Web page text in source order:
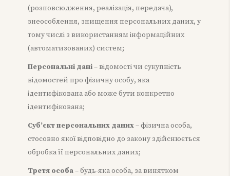
(розповсюдження, реалізація, передача),
знеособлення, знищення персональних даних, у
тому числі з використанням інформаційних
(автоматизованих) систем;
Персональні дані– відомості чи сукупність
відомостей про фізичну особу, яка
ідентифікована або може бути конкретно
ідентифікована;
Суб’єкт персональних даних– фізична особа,
стосовно якої відповідно до закону здійснюється
обробка її персональних даних;
Третя особа– будь-яка особа, за винятком